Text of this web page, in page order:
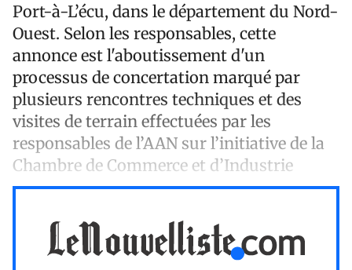
Port-à-L’écu, dans le département du Nord-
Ouest. Selon les responsables, cette
annonce est l'aboutissement d'un
processus de concertation marqué par
plusieurs rencontres techniques et des
visites de terrain effectuées par les
responsables de l’AAN sur l’initiative de la
Chambre de Commerce et d’Industrie